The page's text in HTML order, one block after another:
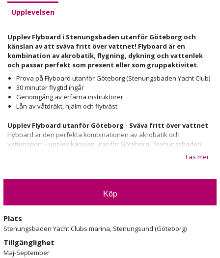
Upplevelsen
Upplev Flyboard i Stenungsbaden utanför Göteborg och
känslan av att sväva fritt över vattnet! Flyboard är en
kombination av akrobatik, flygning, dykning och vattenlek
och passar perfekt som present eller som gruppaktivitet.
Prova på Flyboard utanför Göteborg (Stenungsbaden Yacht Club)
30 minuter flygtid ingår
Genomgång av erfarna instruktörer
Lån av våtdräkt, hjälm och flytväst
Upplev Flyboard utanför Göteborg - Sväva fritt över vattnet
Flyboard är den perfekta kombinationen av akrobatik och
vattensport – upplev känslan utanför Göteborg i Stenungsbaden
wakeboard-bindningar. Brädan är kopplad till en 12 meter lång slang
som i sin tur är kopplad till jetstrålen från en vattenskoter. Med hjälp
av strålen från vattenskotern och två munstycken på brädan trycker
”styr” brädan och håller balansen med hjälp av fötterna!
Lån av hjälm, flytväst och våtdräkt ingår samt säkerhetsgenomgång
av våra erfarna instruktörer. Det finns även möjlighet att boka
Läs mer
Köp
Plats
Stenungsbaden Yacht Clubs marina, Stenungsund (Göteborg)
Tillgänglighet
Maj-September